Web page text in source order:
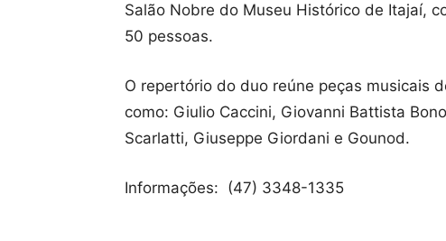
Salão Nobre do Museu Histórico de Itajaí,
50 pessoas.
O repertório do duo reúne peças musicais
como: Giulio Caccini, Giovanni Battista
Scarlatti, Giuseppe Giordani e Gounod.
Informações: (47) 3348-1335